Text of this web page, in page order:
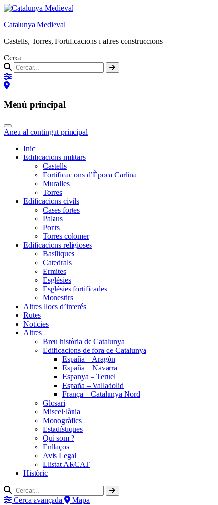
Catalunya Medieval
Castells, Torres, Fortificacions i altres construccions
Cerca
Menú principal
Aneu al contingut principal
Inici
Edificacions militars
Castells
Fortificacions d’Època Carlina
Muralles
Torres
Edificacions civils
Cases fortes
Palaus
Ponts
Torres colomer
Edificacions religioses
Basíliques
Catedrals
Ermites
Esglésies
Esglésies fortificades
Monestirs
Altres llocs d’interés
Rutes
Notícies
Altres
Breu història de Catalunya
Edificacions de fora de Catalunya
España – Aragón
España – Navarra
Espanya – Teruel
España – Valladolid
França – Catalunya Nord
Glosari
Miscel·lània
Monogràfics
Estadístiques
Qui som ?
Enllaços
Avis Legal
Llistat ARCAT
Històric
Cerca avançada Mapa